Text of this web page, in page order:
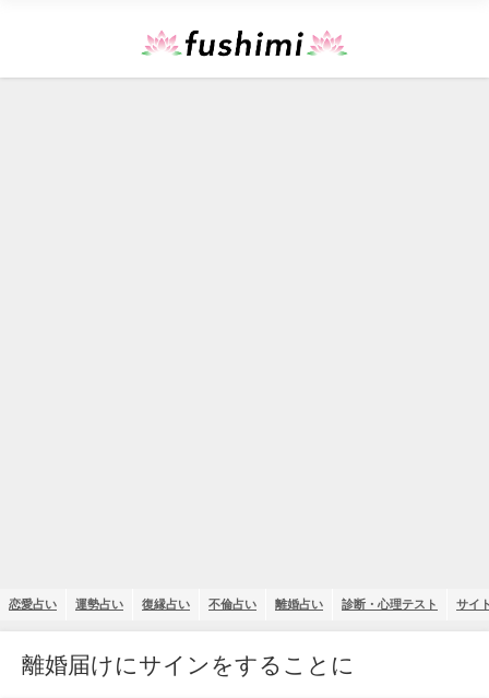
恋愛占い 運勢占い 復縁占い 不倫占い 離婚占い 診断・心理テスト サイ
離婚届けにサインをすることに